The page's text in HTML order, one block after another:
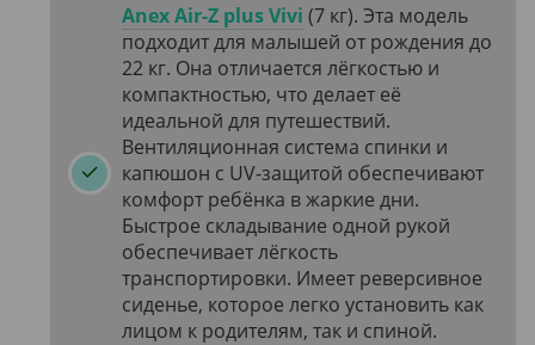
Anex Air-Z plus Vivi (7 кг). Эта модель
подходит для малышей от рождения до
22 кг. Она отличается лёгкостью и
компактностью, что делает её
идеальной для путешествий.
Вентиляционная система спинки и
капюшон с UV-защитой обеспечивают
комфорт ребёнка в жаркие дни.
Быстрое складывание одной рукой
обеспечивает лёгкость
транспортировки. Имеет реверсивное
сиденье, которое легко установить как
лицом к родителям, так и спиной.